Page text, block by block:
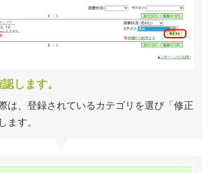
します。
は、登録されているカテゴリを選び「修正
ます。